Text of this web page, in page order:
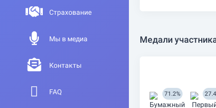
Страхование
Мы в медиа
Контакты
FAQ
Медали
71.2%